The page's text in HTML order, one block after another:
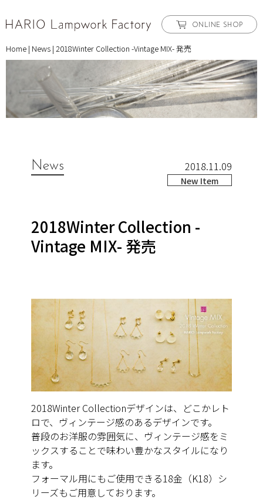
ONLINE SHOP
Home | News | 2018Winter Collection -Vintage MIX- 発売
News 2018.11.09
New Item
2018Winter Collection -
Vintage MIX- 発売
2018Winter Collectionデザインは、どこかレト
ロで、 ヴィンテージ感のあるデザインです。
普段のお洋服の雰囲気に、ヴィンテージ感をミ
ックスすることで味わい豊かなスタイルになり
ます。
フォーマル用にもご使用できる18金（K18）シ
リーズもご用意しております。